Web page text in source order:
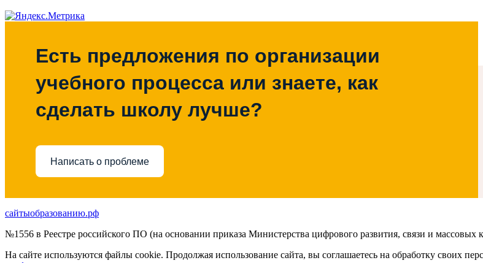
Есть предложения по организации
учебного процесса или знаете, как
сделать школу лучше?
Написать о проблеме
сайтыобразованию.рф
№1556 в Реестре российского ПО (на основании приказа Министерства цифрового развития, связи и
На сайте используются файлы cookie. Продолжая использование сайта, вы соглашаетесь на обработку своих